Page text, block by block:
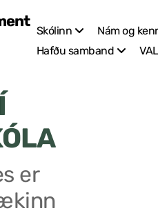
Skólinn Nám og
Hafðu samband
VAL
er